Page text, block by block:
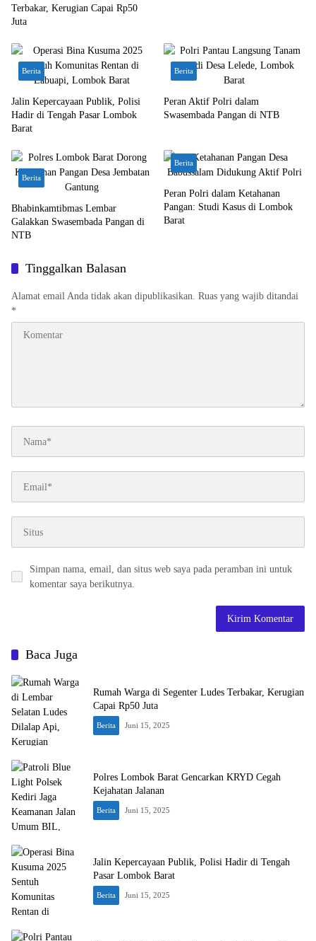
Terbakar, Kerugian Capai Rp50
Juta
Berita
Jalin Kepercayaan Publik, Polisi
Hadir di Tengah Pasar Lombok
Barat
Berita
Peran Aktif Polri dalam
Swasembada Pangan di NTB
Berita
Bhabinkamtibmas Lembar
Galakkan Swasembada Pangan di
NTB
Berita
Peran Polri dalam Ketahanan
Pangan: Studi Kasus di Lombok
Barat
Tinggalkan Balasan
Alamat email Anda tidak akan dipublikasikan. Ruas yang wajib ditandai
*
Simpan nama, email, dan situs web saya pada peramban ini untuk
komentar saya berikutnya.
Baca Juga
Rumah Warga di Segenter Ludes Terbakar, Kerugian
Capai Rp50 Juta
Berita Juni 15, 2025
Polres Lombok Barat Gencarkan KRYD Cegah
Kejahatan Jalanan
Berita Juni 15, 2025
Jalin Kepercayaan Publik, Polisi Hadir di Tengah
Pasar Lombok Barat
Berita Juni 15, 2025